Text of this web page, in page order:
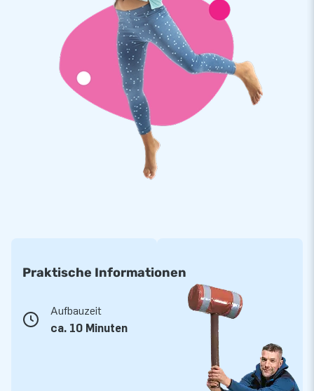
Topqualität und 5 Jahre Garantie
JB liefert nur Topprodukte. Puppen, welche aus
hochwertigem PVC und an mehreren Punkte verstärkt sind.
Sie sind langlebig und einfach sauber zu halten. Weiters liefern
wir Baby und Storch mit 5 Jahren Garantie. So haben Sie die
Sicherheit eines gutes Produktes. Kaufen Sie diese Attraktion
und ermöglichen Sie Ihrem Kunden den Tag seines Lebens.
Freude in die Luft springen - wortwörtlich. Unsere Designer,
Entwickler und Logistik Mitarbeiter, liefern einzigartige
Produkte. So haben Sie als Kunden immer die Sicherheit von
einem professionellem Service und Lieferung. Darum werden
Praktische Informationen
Aufbauzeit
ca. 10 Minuten